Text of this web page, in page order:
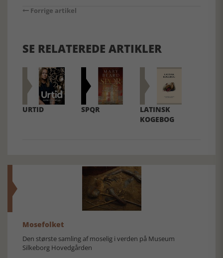
Forrige artikel
SE RELATEREDE ARTIKLER
URTID SPQR
LATINSK
KOGEBOG
Mosefolket
Den største samling af moselig i verden på Museum
Silkeborg Hovedgården